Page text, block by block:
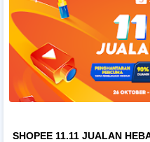
SHOPEE 11.11 JUALAN